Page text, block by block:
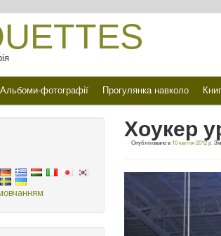
Альбоми-фотографії Прогулянка навколо
Хоукер
Опубліковано в 10 квітня 2012 р.